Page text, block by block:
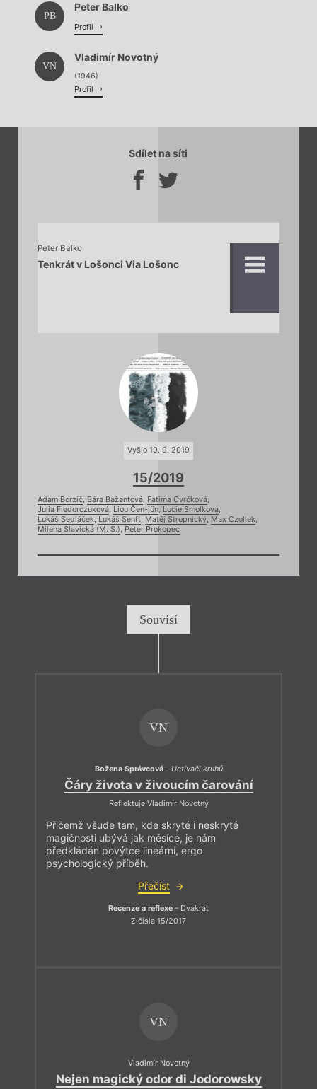
PB
Peter Balko
Profil
VN
Vladimír Novotný
(1946)
Profil
Sdílet na síti
Peter Balko
Tenkrát v Lošonci Via Lošonc
Vyšlo 19. 9. 2019
15/2019
Adam Borzič, Bára Bažantová, Fatima Cvrčková,
Julia Fiedorczuková, Liou Čen-jün, Lucie Smolková,
Lukáš Sedláček, Lukáš Senft, Matěj Stropnický, Max Czollek,
Milena Slavická (M. S.), Peter Prokopec
Souvisí
VN
Božena Správcová– Uctívači kruhů
Čáry života v živoucím čarování
Reflektuje Vladimír Novotný
Přičemž všude tam, kde skryté i neskryté
magičnosti ubývá jak měsíce, je nám
předkládán povýtce lineární, ergo
psychologický příběh.
Přečíst
Recenze a reflexe – Dvakrát
Z čísla 15/2017
VN
Vladimír Novotný
Nejen magický odor di Jodorowsky